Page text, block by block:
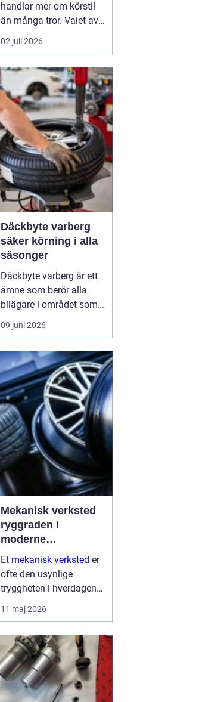
handlar mer om körstil
än många tror. Valet av
däck, när de byts och hur
de monteras spelar en
säkerheten. Vädret i
Närke skiftar snabbt,
med kalla vintrar, blöta
vårvägar och varma
sommardagar. För den
som...
02 juli 2026
Däckbyte varberg
säker körning i alla
säsonger
Däckbyte varberg är ett
ämne som berör alla
bilägare i området som
vill köra säkert året om.
När vädret skiftar mellan
vintervägar och torra
sommarvägar behöver
däcken alltid vara
anpassade för
underlaget. Ett
genomtänkt däckby...
09 juni 2026
Mekanisk verksted
ryggraden i
moderne
maskinpark
Et mekanisk verksted er
ofte den usynlige
tryggheten i hverdagen
for både næringsliv og
privatpersoner. Når
produksjon stanser eller
en gravemaskin står fast
på et anlegg, er ve...
11 maj 2026